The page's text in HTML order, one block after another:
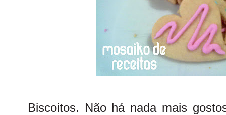
Biscoitos. Não há nada mais